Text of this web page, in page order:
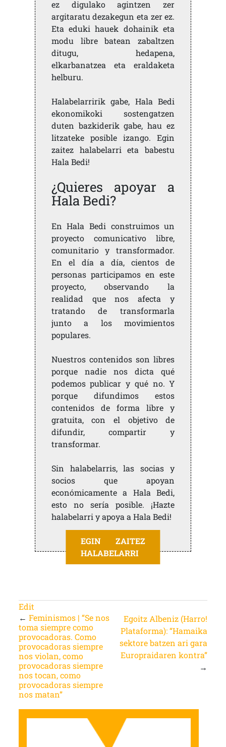
ez digulako agintzen zer
argitaratu dezakegun eta zer ez.
Eta eduki hauek dohainik eta
modu libre batean zabaltzen
ditugu, hedapena,
elkarbanatzea eta eraldaketa
helburu.
Halabelarririk gabe, Hala Bedi
ekonomikoki sostengatzen
duten bazkiderik gabe, hau ez
litzateke posible izango. Egin
zaitez halabelarri eta babestu
Hala Bedi!
¿Quieres apoyar a
Hala Bedi?
En Hala Bedi construimos un
proyecto comunicativo libre,
comunitario y transformador.
En el día a día, cientos de
personas participamos en este
proyecto, observando la
realidad que nos afecta y
tratando de transformarla
junto a los movimientos
populares.
Nuestros contenidos son libres
porque nadie nos dicta qué
podemos publicar y qué no. Y
porque difundimos estos
contenidos de forma libre y
gratuita, con el objetivo de
difundir, compartir y
transformar.
Sin halabelarris, las socias y
socios que apoyan
económicamente a Hala Bedi,
esto no sería posible. ¡Hazte
halabelarri y apoya a Hala Bedi!
EGIN ZAITEZ
HALABELARRI
Edit
← Feminismos | “Se nos
toma siempre como
provocadoras. Como
provocadoras siempre
nos violan, como
provocadoras siempre
nos tocan, como
provocadoras siempre
nos matan”
Egoitz Albeniz (Harro!
Plataforma): “Hamaika
sektore batzen ari gara
Europraidaren kontra”
→